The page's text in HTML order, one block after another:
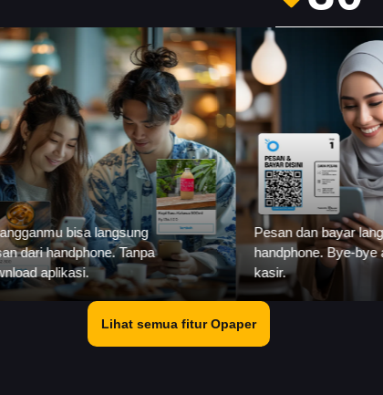
Pesan dan bayar langsung dari
handphone. Bye-bye antrian di
kasir.
Lihat semua fitur Opaper